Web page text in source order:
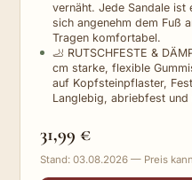
vernäht. Jede Sandale ist
sich angenehm dem Fuß
Tragen komfortabel.
🦶 RUTSCHFESTE &
cm starke, flexible
auf Kopfsteinpflaster,
Langlebig, abriebfest
31,99 €
Stand: 03.08.2026 — Preis